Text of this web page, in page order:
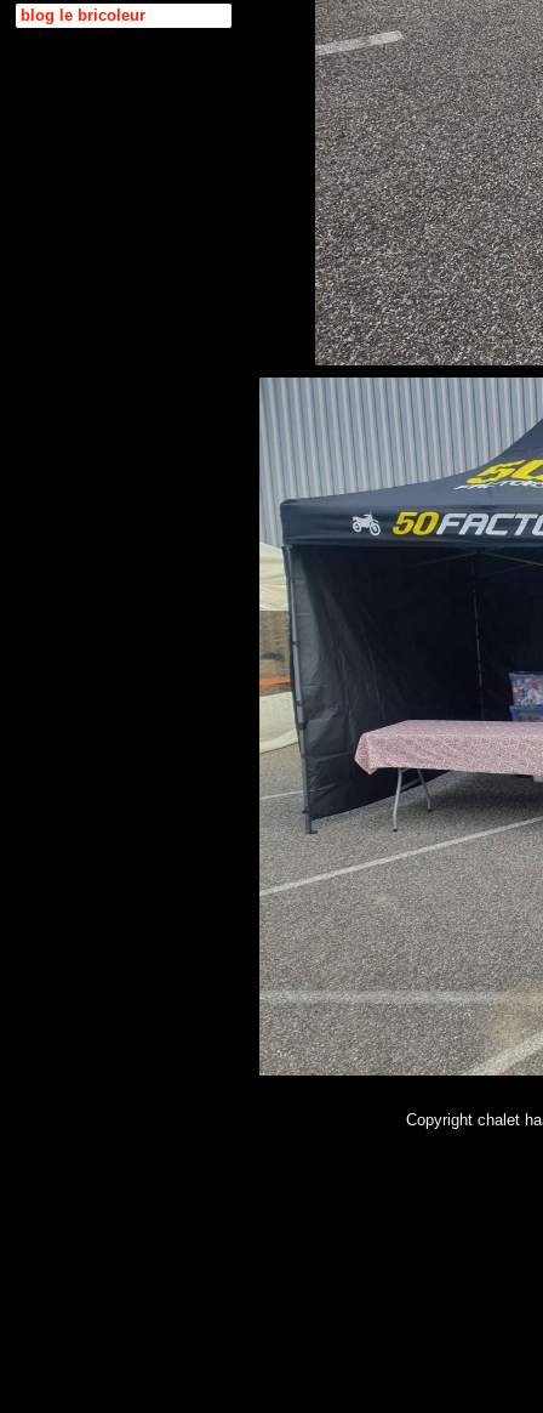
blog le bricoleur
Copyright chalet